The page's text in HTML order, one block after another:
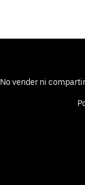
No vender ni